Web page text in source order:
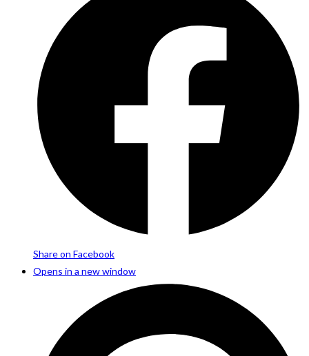
Share on Facebook
Opens in a new window